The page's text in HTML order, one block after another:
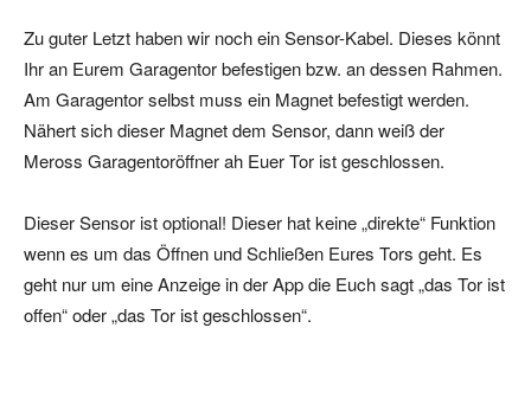
Zu guter Letzt haben wir noch ein Sensor-Kabel. Dieses könnt
Ihr an Eurem Garagentor befestigen bzw. an dessen Rahmen.
Am Garagentor selbst muss ein Magnet befestigt werden.
Nähert sich dieser Magnet dem Sensor, dann weiß der
Meross Garagentoröffner ah Euer Tor ist geschlossen.
Dieser Sensor ist optional! Dieser hat keine „direkte“ Funktion
wenn es um das Öffnen und Schließen Eures Tors geht. Es
geht nur um eine Anzeige in der App die Euch sagt „das Tor ist
offen“ oder „das Tor ist geschlossen“.